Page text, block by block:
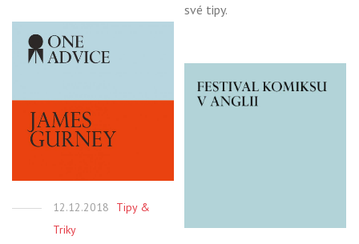
své tipy.
12.12.2018
Tipy &
Triky